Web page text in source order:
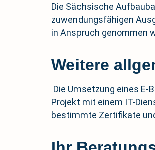
Die Sächsische
zuwendungsfähigen
in Anspruch genommen
Weitere
Die Umsetzung eines
Projekt mit einem IT-
bestimmte Zertifikate